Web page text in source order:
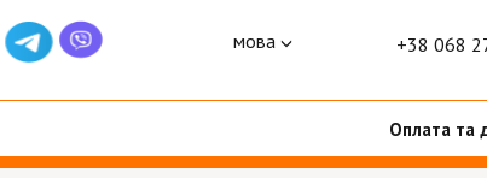
мова +38 068
Оплата та